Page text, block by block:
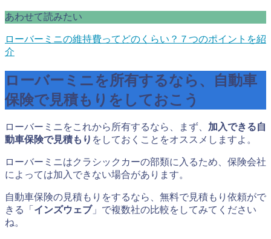
あわせて読みたい
ローバーミニの維持費ってどのくらい？７つのポイントを紹
介
ローバーミニを所有するなら、自動車
保険で見積もりをしておこう
ローバーミニをこれから所有するなら、まず、 加入できる自
動車保険で見積もり をしておくことをオススメしますよ。
ローバーミニはクラシックカーの部類に入るため、保険会社
によっては加入できない場合があります。
自動車保険の見積もりをするなら、無料で見積もり依頼がで
きる「 インズウェブ」で複数社の比較をしてみてください
ね。